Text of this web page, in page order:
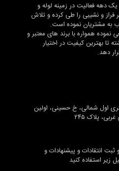
دهه فعالیت در زمینه لوله و
فراز و نشیبی را طی کرده و تلاش
به مشتریان نموده است.
نموده همواره با برند های معتبر و
تا بهترین کیفیت در اختیار
دهد.
تهران، رسالت، بعد ۱۶متری اول شمالی، خ حسینی، اولین
پلاک ۲۴۵
ثبت انتقادات و پیشنهادات و
زیر استفاده کنید